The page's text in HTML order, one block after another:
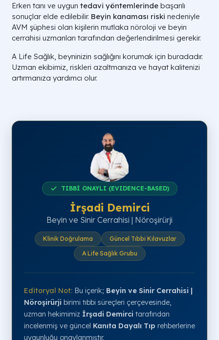
Erken tanı ve uygun tedavi yöntemlerinde başarılı
sonuçlar elde edilebilir. Beyin kanaması riski nedeniyle
AVM şüphesi olan kişilerin mutlaka nöroloji ve beyin
cerrahisi uzmanları tarafından değerlendirilmesi gerekir.
A Life Sağlık, beyninizin sağlığını korumak için buradadır.
Uzman ekibimiz, riskleri azaltmanıza ve hayat kalitenizi
artırmanıza yardımcı olur.
TIBBİ ONAYLI (EVIDENCE-BASED)
İrşadi Demirci
Beyin ve Sinir Cerrahisi | Nöroşirürji
Klinik Doğrulama
Güncel Tıbbi Kılavuzlar
A Life Sağlık Grubu
Editoryal Not: Bu içerik; Beyin ve Sinir Cerrahisi |
Nöroşirürji birimi tıbbi süreçleri çerçevesinde,
uzman hekimimiz İrşadi Demirci tarafından
incelenmiş ve güncel Kanıta Dayalı Tıp rehberlerine
uygunluğu onaylanmıştır.